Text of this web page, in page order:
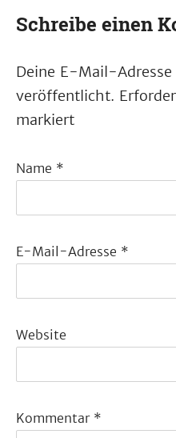
Schreibe einen
Deine E-Mail-
veröffentlicht.
markiert
Name *
E-Mail-Adresse *
Website
Kommentar *